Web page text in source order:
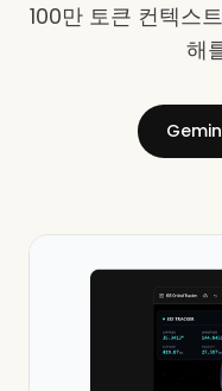
100만 토큰 컨텍스
해